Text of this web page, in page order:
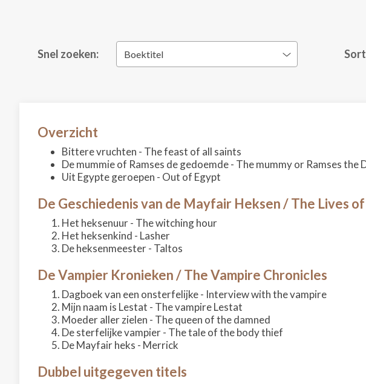
Snel zoeken: Boektitel
Overzicht
Bittere vruchten - The feast of all saints
De mummie of Ramses de gedoemde - The mummy or Ramses the
Uit Egypte geroepen - Out of Egypt
De Geschiedenis van de Mayfair Heksen / The Lives
Het heksenuur - The witching hour
Het heksenkind - Lasher
De heksenmeester - Taltos
De Vampier Kronieken / The Vampire Chronicles
Dagboek van een onsterfelijke - Interview with the vampire
Mijn naam is Lestat - The vampire Lestat
Moeder aller zielen - The queen of the damned
De sterfelijke vampier - The tale of the body thief
De Mayfair heks - Merrick
Dubbel uitgegeven titels